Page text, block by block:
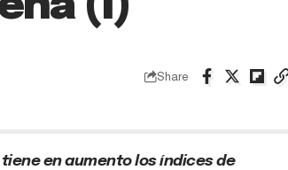
Share
tiene en aumento los índices de